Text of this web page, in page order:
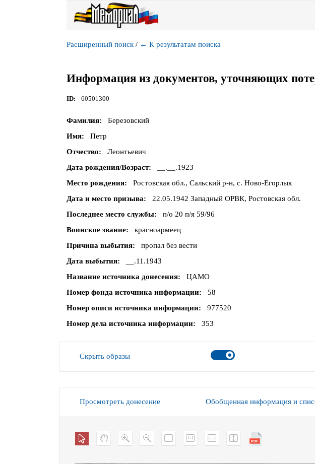
Расширенный поиск / ← К результатам поиска
Информация из документов, уточняющих
ID 60501300
Фамилия
Березовский
Имя
Петр
Отчество
Леонтьевич
Дата рождения/Возраст
__.__.1923
Место рождения
Ростовская обл., Сальский р-н, с. Ново-Егорлык
Дата и место призыва
22.05.1942 Западный ОРВК, Ростовская обл.
Последнее место службы
п/о 20 п/я 59/96
Воинское звание
красноармеец
Причина выбытия
пропал без вести
Дата выбытия
__.11.1943
Название источника донесения
ЦАМО
Номер фонда источника информации
58
Номер описи источника информации
977520
Номер дела источника информации
353
Скрыть образы
Просмотреть донесение Обобщенная информация и